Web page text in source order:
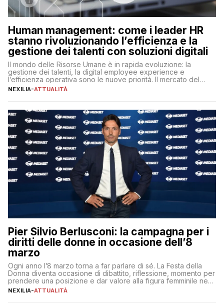
Human management: come i leader HR
stanno rivoluzionando l’efficienza e la
gestione dei talenti con soluzioni digitali
Il mondo delle Risorse Umane è in rapida evoluzione: la
gestione dei talenti, la digital employee experience e
l’efficienza operativa sono le nuove priorità. Il mercato del
lavoro, d’altra parte, è sempre più competitivo con una lotta
NEXILIA-ATTUALITÀ
Pier Silvio Berlusconi: la campagna per i
diritti delle donne in occasione dell’8
marzo
Ogni anno l’8 marzo torna a far parlare di sé. La Festa della
Donna diventa occasione di dibattito, riflessione, momento per
prendere una posizione e dar valore alla figura femminile nella
sua complessità e crucialità. A lanciare un messaggio “forte e
NEXILIA-ATTUALITÀ